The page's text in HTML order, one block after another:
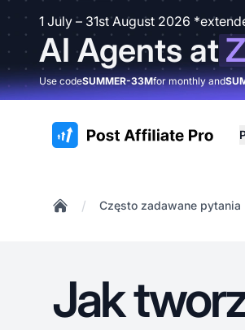
1 July – 31st August 2026
AI Agents at
Use codeSUMMER-33Mfor monthly and
:site.title
/ Często zadawane pytania
Jak